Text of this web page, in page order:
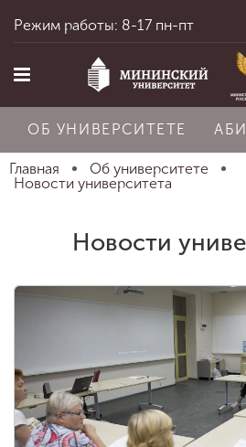
Об университете
Абитуриенту
Обучение
Режим работы: 8-17 пн-пт
ОБ УНИВЕРСИТЕТЕ
Главная
Об университете
Новости университета
Новости